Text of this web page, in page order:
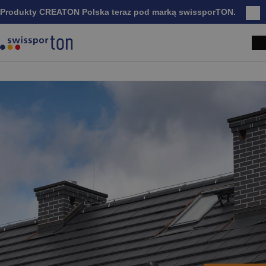
Produkty CREATON Polska teraz pod marką swissporTON.